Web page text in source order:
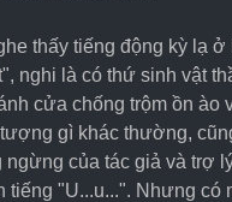
thấy tiếng động kỳ lạ
là có thứ sinh vật
cửa chống trộm ồn
gì khác thường,
của tác giả và trợ
"U...u...". Nhưng